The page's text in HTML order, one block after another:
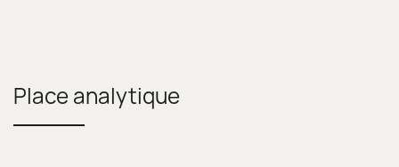
Place analytique